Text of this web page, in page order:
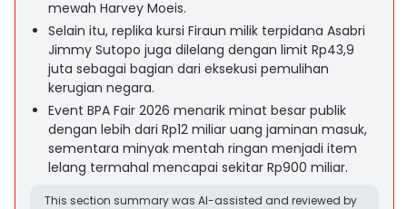
mewah Harvey Moeis.
Selain itu, replika kursi Firaun milik terpidana Asabri
Jimmy Sutopo juga dilelang dengan limit Rp43,9
juta sebagai bagian dari eksekusi pemulihan
kerugian negara.
Event BPA Fair 2026 menarik minat besar publik
dengan lebih dari Rp12 miliar uang jaminan masuk,
sementara minyak mentah ringan menjadi item
lelang termahal mencapai sekitar Rp900 miliar.
This section summary was AI-assisted and reviewed by